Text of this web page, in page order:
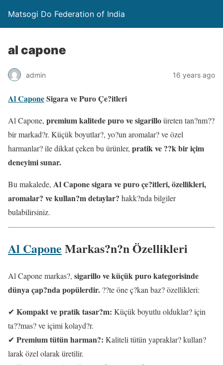
Matsogi Do Federation of India
al capone
admin 16 years ago
Al CaponeSigara ve Puro Çe?itleri
Al Capone, premium kalitede puro ve sigarilloüreten tan?nm??
bir markad?r. Küçük boyutlar?, yo?un aromalar? ve özel
harmanlar? ile dikkat çeken bu ürünler, pratik ve ??k bir içim
deneyimi sunar.
Bu makalede, Al Capone sigara ve puro çe?itleri, özellikleri,
aromalar? ve kullan?m detaylar? hakk?nda bilgiler
bulabilirsiniz.
Al Capone Markas?n?n Özellikleri
Al Capone markas?, sigarillo ve küçük puro kategorisinde
dünya çap?nda popülerdir. ??te öne ç?kan baz? özellikleri:
✔ Kompakt ve pratik tasar?m: Küçük boyutlu olduklar? için
ta??mas? ve içimi kolayd?r.
✔ Premium tütün harman?: Kaliteli tütün yapraklar? kullan?
larak özel olarak üretilir.